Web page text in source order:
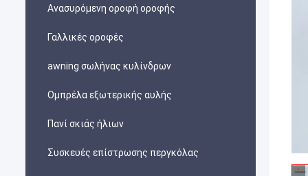
Ανασυρόμενη οροφή οροφής
Γαλλικές οροφές
awning σωλήνας κυλίνδρων
Ομπρέλα εξωτερικής αυλής
Πανί σκιάς ήλιων
Συσκευές επίστρωσης περγκόλας